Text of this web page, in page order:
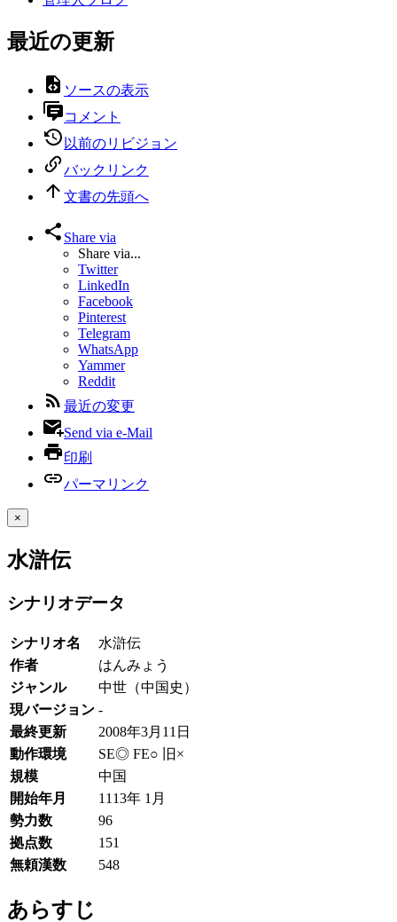
最近の更新
ソースの表示
コメント
以前のリビジョン
バックリンク
文書の先頭へ
Share via
Share via...
Twitter
LinkedIn
Facebook
Pinterest
Telegram
WhatsApp
Yammer
Reddit
最近の変更
Send via e-Mail
印刷
パーマリンク
×
水滸伝
シナリオデータ
シナリオ名
水滸伝
作者
はんみょう
ジャンル
中世（中国史）
現バージョン -
最終更新
2008年3月11日
動作環境
SE◎ FE○ 旧×
規模
中国
開始年月
1113年 1月
勢力数
96
拠点数
151
無頼漢数
548
あらすじ